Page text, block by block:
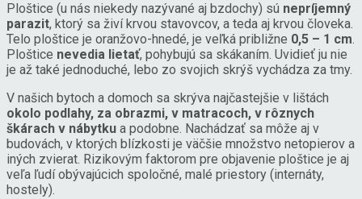
Ploštice (u nás niekedy nazývané aj bzdochy) sú nepríjemný
parazit, ktorý sa živí krvou stavovcov, a teda aj krvou človeka.
Telo ploštice je oranžovo-hnedé, je veľká približne 0,5 – 1 cm.
Ploštice nevedia lietať, pohybujú sa skákaním. Uvidieť ju nie
je až také jednoduché, lebo zo svojich skrýš vychádza za tmy.
V našich bytoch a domoch sa skrýva najčastejšie v lištách
okolo podlahy, za obrazmi, v matracoch, v rôznych
škárach v nábytku a podobne. Nachádzať sa môže aj v
budovách, v ktorých blízkosti je väčšie množstvo netopierov a
iných zvierat. Rizikovým faktorom pre objavenie ploštice je aj
veľa ľudí obývajúcich spoločné, malé priestory (internáty,
hostely).